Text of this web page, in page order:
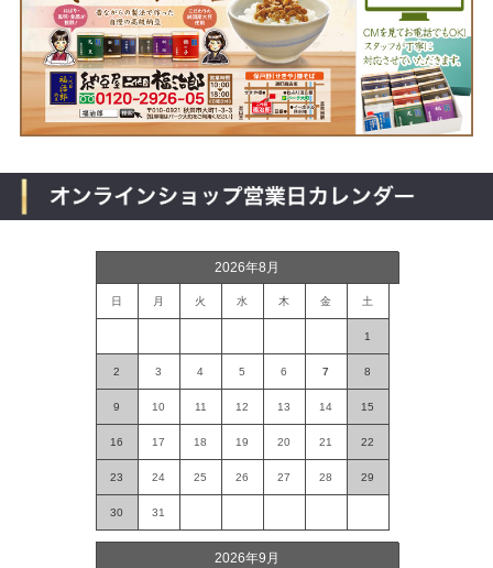
2026年8月
日 月 火 水 木 金 土
1
2 3 4 5 6 7 8
9 10 11 12 13 14 15
16 17 18 19 20 21 22
23 24 25 26 27 28 29
30 31
2026年9月